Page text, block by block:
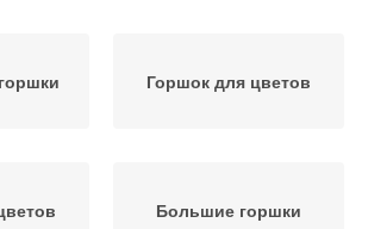
Горшок для цветов
Большие горшки